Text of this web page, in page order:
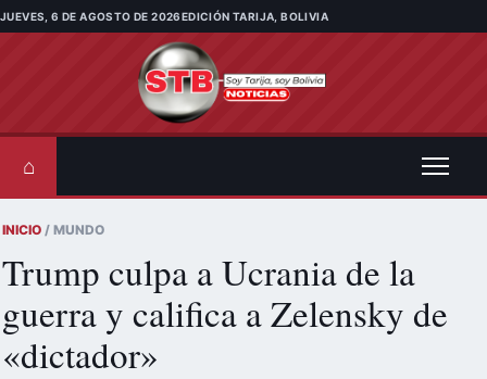
Saltar al contenido
JUEVES, 6 DE AGOSTO DE 2026EDICIÓN TARIJA, BOLIVIA
⌂
INICIO / MUNDO
Trump culpa a Ucrania de la
guerra y califica a Zelensky de
«dictador»